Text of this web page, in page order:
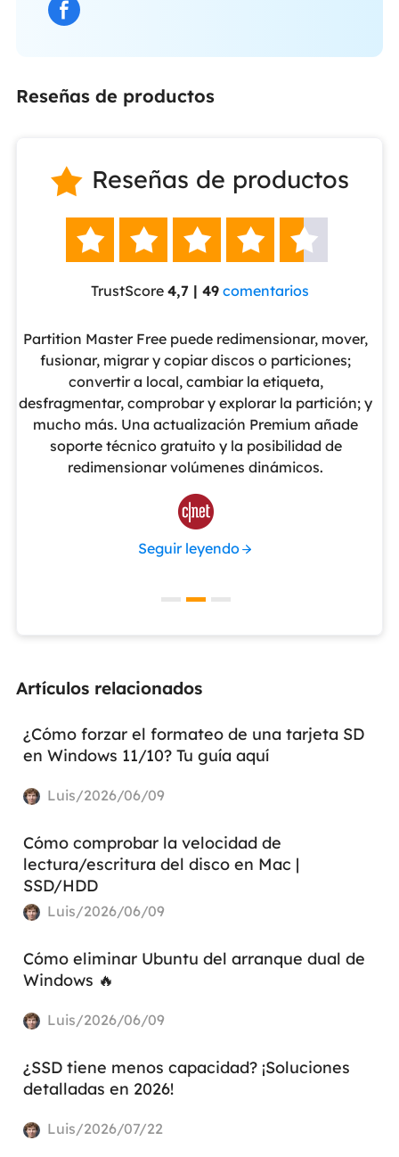
Reseñas de productos
 Reseñas de productos
    
TrustScore 4,7 | 49 comentarios
Partition Master Free puede redimensionar, mover,
fusionar, migrar y copiar discos o particiones;
convertir a local, cambiar la etiqueta,
desfragmentar, comprobar y explorar la partición; y
mucho más. Una actualización Premium añade
soporte técnico gratuito y la posibilidad de
redimensionar volúmenes dinámicos.

Seguir leyendo
Artículos relacionados
¿Cómo forzar el formateo de una tarjeta SD
en Windows 11/10? Tu guía aquí
Luis/2026/06/09
Cómo comprobar la velocidad de
lectura/escritura del disco en Mac |
SSD/HDD
Luis/2026/06/09
Cómo eliminar Ubuntu del arranque dual de
Windows 🔥
Luis/2026/06/09
¿SSD tiene menos capacidad? ¡Soluciones
detalladas en 2026!
Luis/2026/07/22